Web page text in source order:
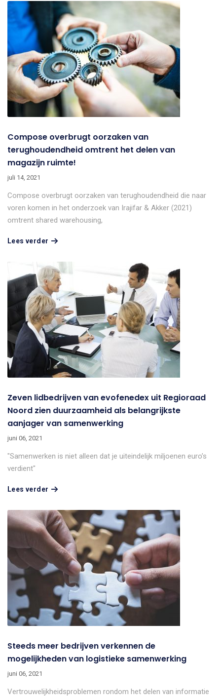
Compose overbrugt oorzaken van
terughoudendheid omtrent het delen van
magazijn ruimte!
juli 14, 2021
Compose overbrugt oorzaken van terughoudendheid die naar
voren komen in het onderzoek van Irajifar & Akker (2021)
omtrent shared warehousing,
Lees verder
Zeven lidbedrijven van evofenedex uit Regioraad
Noord zien duurzaamheid als belangrijkste
aanjager van samenwerking
juni 06, 2021
"Samenwerken is niet alleen dat je uiteindelijk miljoenen euro’s
verdient"
Lees verder
Steeds meer bedrijven verkennen de
mogelijkheden van logistieke samenwerking
juni 06, 2021
Vertrouwelijkheidsproblemen rondom het delen van informatie